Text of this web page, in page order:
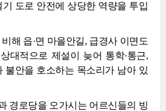
도로 안전에 상당한 역량을 투입
해 읍·면 마을안길, 급경사 이면도
대적으로 제설이 늦어 통학·통근,
불안을 호소하는 목소리가 남아 있
경로당을 오가시는 어르신들의 빙